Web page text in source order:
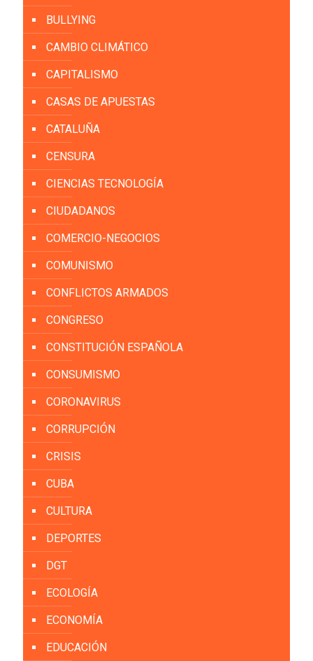
BULLYING
CAMBIO CLIMÁTICO
CAPITALISMO
CASAS DE APUESTAS
CATALUÑA
CENSURA
CIENCIAS TECNOLOGÍA
CIUDADANOS
COMERCIO-NEGOCIOS
COMUNISMO
CONFLICTOS ARMADOS
CONGRESO
CONSTITUCIÓN ESPAÑOLA
CONSUMISMO
CORONAVIRUS
CORRUPCIÓN
CRISIS
CUBA
CULTURA
DEPORTES
DGT
ECOLOGÍA
ECONOMÍA
EDUCACIÓN